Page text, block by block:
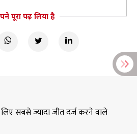
पूरा पढ़ लिया है
सबसे ज्यादा जीत दर्ज करने वाले